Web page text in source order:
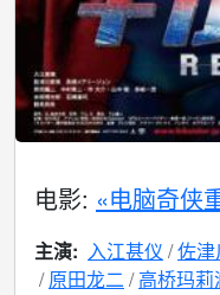
电影: «电脑奇侠
主演: 入江甚仪 佐
原田龙二 高桥玛莉